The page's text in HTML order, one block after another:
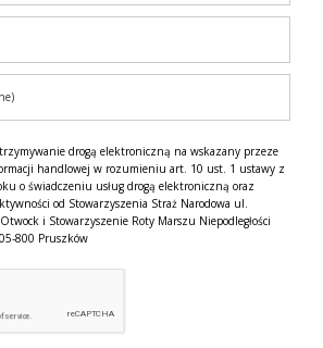
drogą elektroniczną na wskazany przeze
handlowej w rozumieniu art. 10 ust. 1 ustawy z
o świadczeniu usług drogą elektroniczną oraz
od Stowarzyszenia Straż Narodowa ul.
i Stowarzyszenie Roty Marszu Niepodległości
800 Pruszków